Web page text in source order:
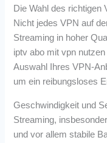
Die Wahl des richtigen
Nicht jedes VPN auf
Streaming in hoher
iptv abo mit vpn
Auswahl Ihres VPN-
um ein reibungsloses
Geschwindigkeit und
Streaming,
und vor allem stabile